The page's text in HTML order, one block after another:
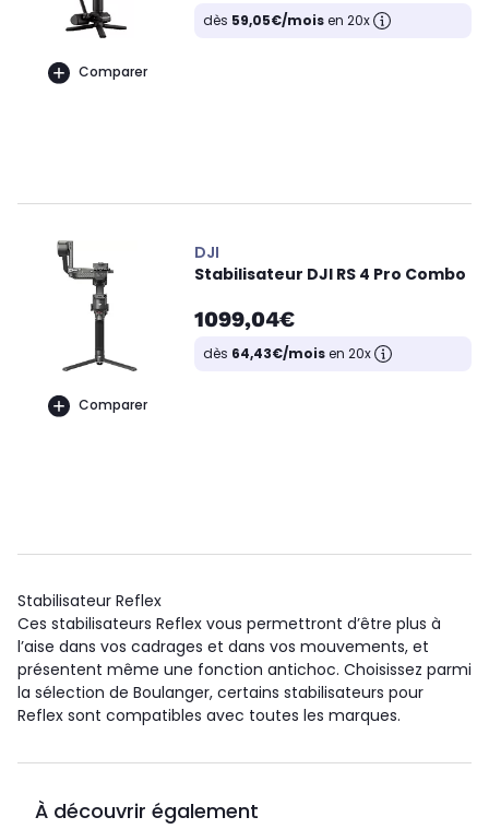
Comparer
dès 59,05€/moisen 20x
Comparer
DJI
Stabilisateur DJI RS 4 Pro Combo
1099,04€
dès 64,43€/moisen 20x
Stabilisateur Reflex
Ces stabilisateurs Reflex vous permettront d’être plus à
l’aise dans vos cadrages et dans vos mouvements, et
présentent même une fonction antichoc. Choisissez parmi
la sélection de Boulanger, certains stabilisateurs pour
Reflex sont compatibles avec toutes les marques.
À découvrir également